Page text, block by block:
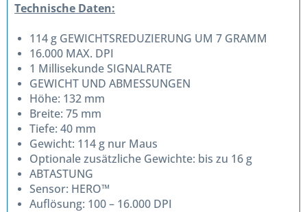
Technische Daten:
114 g GEWICHTSREDUZIERUNG UM 7 GRAMM
16.000 MAX. DPI
1 Millisekunde SIGNALRATE
GEWICHT UND ABMESSUNGEN
Höhe: 132 mm
Breite: 75 mm
Tiefe: 40 mm
Gewicht: 114 g nur Maus
Optionale zusätzliche Gewichte: bis zu 16 g
ABTASTUNG
Sensor: HERO™
Auflösung: 100 – 16.000 DPI